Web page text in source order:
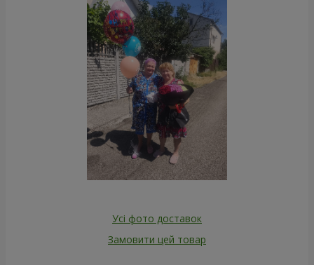
Усі фото доставок
Замовити цей товар